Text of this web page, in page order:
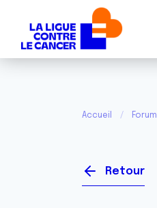
Accueil Forum
Retour